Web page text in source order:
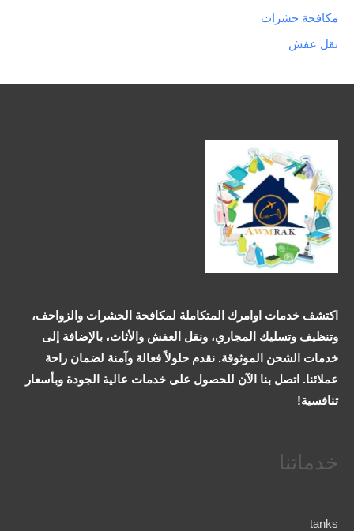
مكافحة حشرات
نقل عفش
اكتشف خدمات اوامرك المتكاملة لمكافحة الحشرات والزواحف،
وتنظيف وتسليك المجاري، ونقل العفش والأثاث، بالإضافة إلى
خدمات الشحن الموثوقة. نقدم حلولاً فعالة وآمنة لضمان راحة
عملائنا. اتصل بنا الآن للحصول على خدمات عالية الجودة وبأسعار
تنافسية!
خدماتنا
tanks